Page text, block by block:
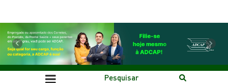
Previous Next